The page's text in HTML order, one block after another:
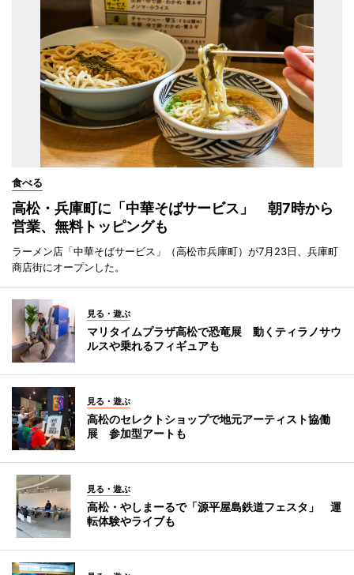
食べる
高松・兵庫町に「中華そばサービス」 朝7時から
営業、無料トッピングも
ラーメン店「中華そばサービス」（高松市兵庫町）が7月23日、兵庫町
商店街にオープンした。
見る・遊ぶ
マリタイムプラザ高松で恐竜展 動くティラノサウ
ルスや乗れるフィギュアも
見る・遊ぶ
高松のセレクトショップで地元アーティスト協働
展 参加型アートも
見る・遊ぶ
高松・やしまーるで「源平屋島鉄道フェスタ」 運
転体験やライブも